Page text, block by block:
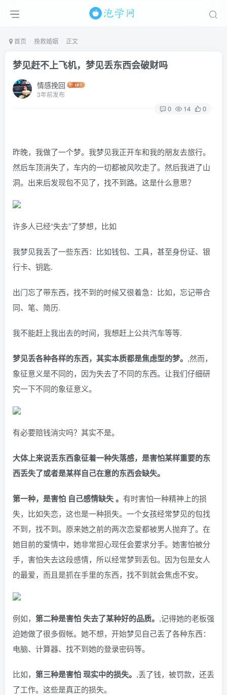
首页 挽救婚姻 正文
梦见赶不上飞机，梦见丢东西会破财吗
情感挽回
3年前发布
0 14 0
昨晚，我做了一个梦。我梦见我正开车和我的朋友去旅行。
然后车顶消失了，车内的一切都被风吹走了。然后我进了山
洞。出来后发现包不见了，找不到路。这是什么意思？
许多人已经“失去”了梦想，比如
我梦见我丢了一些东西：比如钱包、工具，甚至身份证、银
行卡、钥匙.
出门忘了带东西，找不到的时候又很着急：比如，忘记带合
同、笔、简历.
我不能赶上我出去的时间，我想赶上公共汽车等等.
梦见丢各种各样的东西，其实本质都是焦虑型的梦。 ,然而，
象征意义是不同的，因为失去了不同的东西。让我们仔细研
究一下不同的象征意义。
有必要赔钱消灾吗？其实不是。
大体上来说丢东西象征着一种失落感，是害怕某样重要的东
西丢失了或者是某样自己在意的东西会缺失。
第一种，是害怕 自己感情缺失 。 有时害怕一种精神上的损
失，比如失恋，这也是一种损失。一个女孩经常梦见的包找
不到，找不到。原来她之前的两次恋爱都被男人抛弃了。在
她目前的爱情中，她非常担心现任会要求分手。她害怕被分
手，害怕失去这段感情，所以经常梦到丢包。因为包是女人
的最爱，而且是抓在手里的东西，找不到就会焦虑不安。
例如， 第二种是害怕 失去了某种好的品质。 ,记得她的老板强
迫她做了很多假帐。她不想，开始梦见自己丢了各种东西：
电脑、计算器、找不到她的登录密码等。
比如， 第三种是害怕 现实中的损失。 ,丢了钱，被罚款，还丢
了工作。这些是真正的损失。